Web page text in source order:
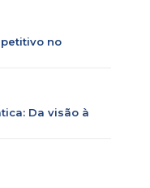
no
Da visão à